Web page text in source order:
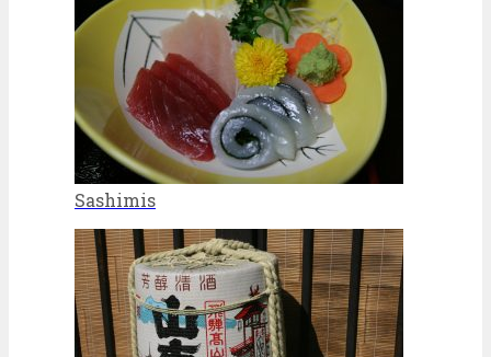
Sashimis